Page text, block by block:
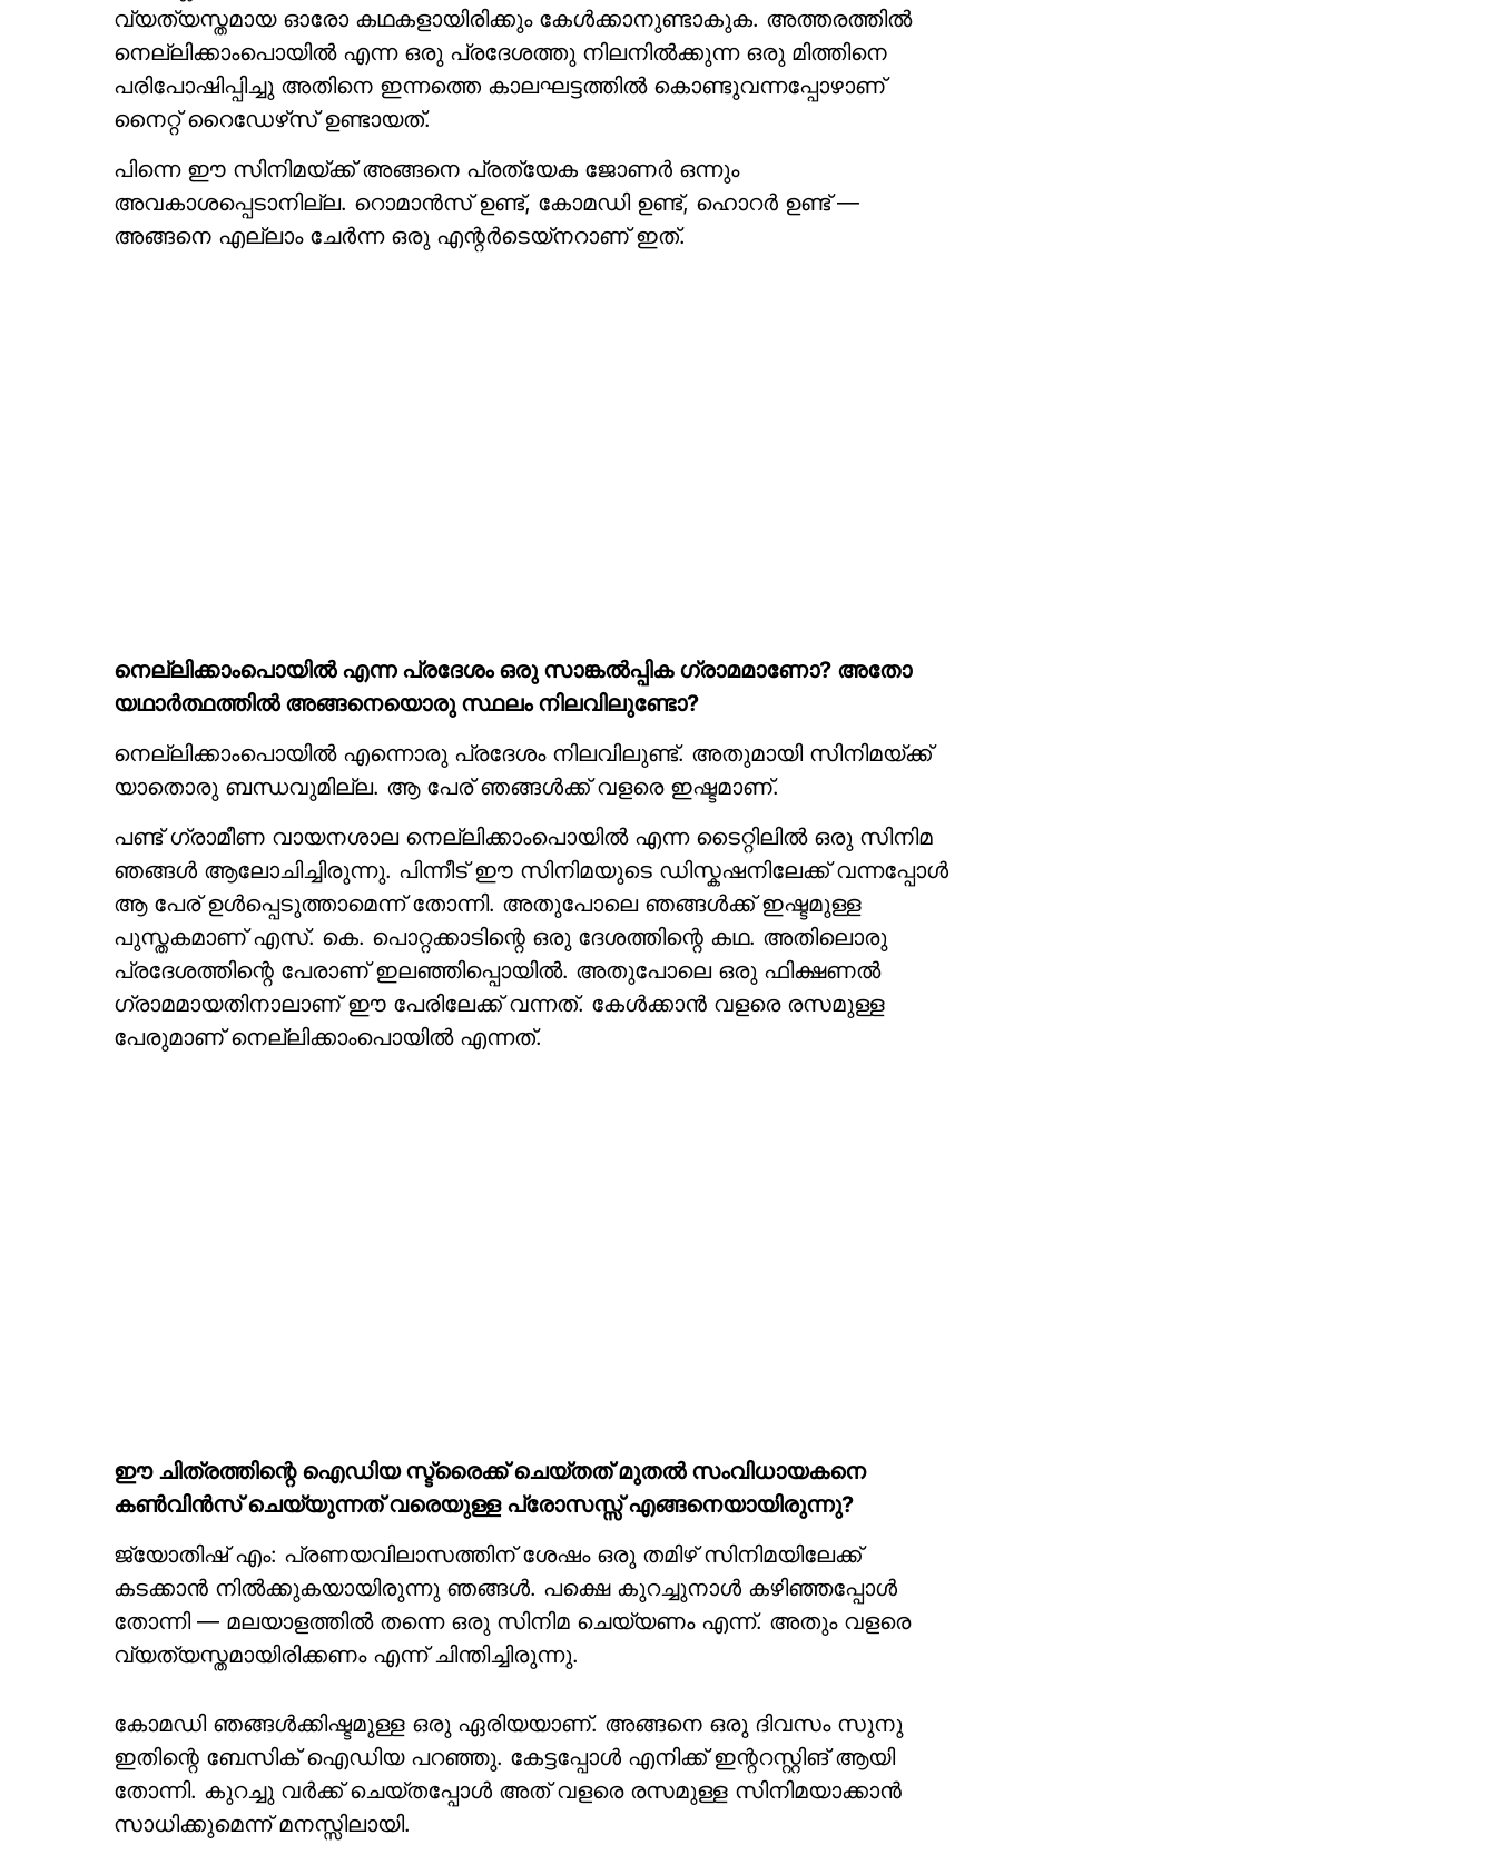
വ്യത്യസ്തമായ ഓരോ കഥകളായിരിക്കും കേൾക്കാനുണ്ടാകുക. അത്തരത്തിൽ
നെല്ലിക്കാംപൊയിൽ എന്ന ഒരു പ്രദേശത്തു നിലനിൽക്കുന്ന ഒരു മിത്തിനെ
പരിപോഷിപ്പിച്ചു അതിനെ ഇന്നത്തെ കാലഘട്ടത്തിൽ കൊണ്ടുവന്നപ്പോഴാണ്
നൈറ്റ് റൈഡേഴ്‌സ് ഉണ്ടായത്.
പിന്നെ ഈ സിനിമയ്ക്ക് അങ്ങനെ പ്രത്യേക ജോണർ ഒന്നും
അവകാശപ്പെടാനില്ല. റൊമാൻസ് ഉണ്ട്, കോമഡി ഉണ്ട്, ഹൊറർ ഉണ്ട് —
അങ്ങനെ എല്ലാം ചേർന്ന ഒരു എന്റർടെയ്‌നറാണ് ഇത്.
നെല്ലിക്കാംപൊയിൽ എന്ന പ്രദേശം ഒരു സാങ്കൽപ്പിക ഗ്രാമമാണോ? അതോ
യഥാർത്ഥത്തിൽ അങ്ങനെയൊരു സ്ഥലം നിലവിലുണ്ടോ?
നെല്ലിക്കാംപൊയിൽ എന്നൊരു പ്രദേശം നിലവിലുണ്ട്. അതുമായി സിനിമയ്ക്ക്
യാതൊരു ബന്ധവുമില്ല. ആ പേര് ഞങ്ങൾക്ക് വളരെ ഇഷ്ടമാണ്.
പണ്ട് ഗ്രാമീണ വായനശാല നെല്ലിക്കാംപൊയിൽ എന്ന ടൈറ്റിലിൽ ഒരു സിനിമ
ഞങ്ങൾ ആലോചിച്ചിരുന്നു. പിന്നീട് ഈ സിനിമയുടെ ഡിസ്കഷനിലേക്ക് വന്നപ്പോൾ
ആ പേര് ഉൾപ്പെടുത്താമെന്ന് തോന്നി. അതുപോലെ ഞങ്ങൾക്ക് ഇഷ്ടമുള്ള
പുസ്തകമാണ് എസ്. കെ. പൊറ്റക്കാടിന്റെ ഒരു ദേശത്തിന്റെ കഥ. അതിലൊരു
പ്രദേശത്തിന്റെ പേരാണ് ഇലഞ്ഞിപ്പൊയിൽ. അതുപോലെ ഒരു ഫിക്ഷണൽ
ഗ്രാമമായതിനാലാണ് ഈ പേരിലേക്ക് വന്നത്. കേൾക്കാൻ വളരെ രസമുള്ള
പേരുമാണ് നെല്ലിക്കാംപൊയിൽ എന്നത്.
ഈ ചിത്രത്തിന്റെ ഐഡിയ സ്ട്രൈക്ക് ചെയ്തത് മുതൽ സംവിധായകനെ
കൺവിൻസ് ചെയ്യുന്നത് വരെയുള്ള പ്രോസസ്സ് എങ്ങനെയായിരുന്നു?
ജ്യോതിഷ് എം: പ്രണയവിലാസത്തിന് ശേഷം ഒരു തമിഴ് സിനിമയിലേക്ക്
കടക്കാൻ നിൽക്കുകയായിരുന്നു ഞങ്ങൾ. പക്ഷെ കുറച്ചുനാൾ കഴിഞ്ഞപ്പോൾ
തോന്നി — മലയാളത്തിൽ തന്നെ ഒരു സിനിമ ചെയ്യണം എന്ന്. അതും വളരെ
വ്യത്യസ്തമായിരിക്കണം എന്ന് ചിന്തിച്ചിരുന്നു.
കോമഡി ഞങ്ങൾക്കിഷ്ടമുള്ള ഒരു ഏരിയയാണ്. അങ്ങനെ ഒരു ദിവസം സുനു
ഇതിന്റെ ബേസിക് ഐഡിയ പറഞ്ഞു. കേട്ടപ്പോൾ എനിക്ക് ഇന്ററസ്റ്റിങ് ആയി
തോന്നി. കുറച്ചു വർക്ക് ചെയ്തപ്പോൾ അത് വളരെ രസമുള്ള സിനിമയാക്കാൻ
സാധിക്കുമെന്ന് മനസ്സിലായി.